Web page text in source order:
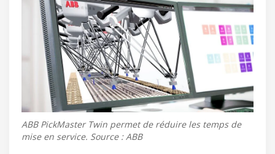
ABB PickMaster Twin permet de réduire les temps de
mise en service. Source : ABB